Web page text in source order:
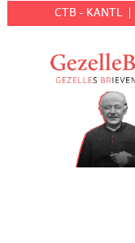
CTB - KANTL